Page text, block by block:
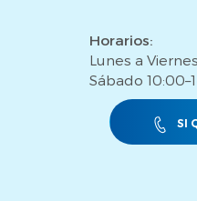
Horarios:
Lunes a
Sábado
SI